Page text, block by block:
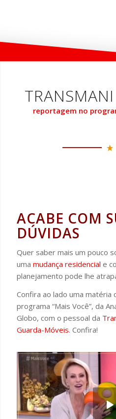
TRANSMANI
reportagem no
ACABE COM
DÚVIDAS
Quer saber mais um pouco
uma mudança residencial e
planejamento pode lhe
Confira ao lado uma matéria
programa “Mais Você”, da
Globo, com o pessoal da
Guarda-Móveis. Confira!